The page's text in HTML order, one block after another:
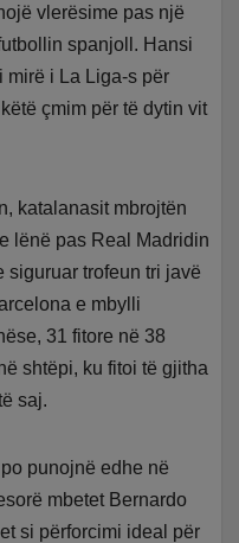
vlerësime pas një
spanjoll. Hansi
mirë i La Liga-s për
çmim për të dytin vit
katalanasit mbrojtën
lënë pas Real Madridin
siguruar trofeun tri javë
e mbylli
31 fitore në 38
shtëpi, ku fitoi të gjitha
saj.
punojnë edhe në
mbetet Bernardo
si përforcimi ideal për